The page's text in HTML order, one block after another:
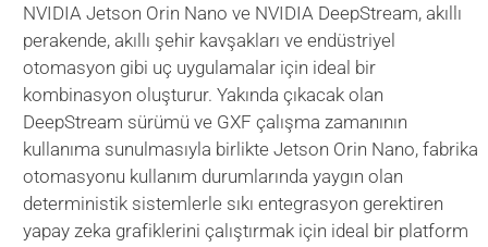
NVIDIA Jetson Orin Nano ve NVIDIA DeepStream, akıllı
perakende, akıllı şehir kavşakları ve endüstriyel
otomasyon gibi uç uygulamalar için ideal bir
kombinasyon oluşturur. Yakında çıkacak olan
DeepStream sürümü ve GXF çalışma zamanının
kullanıma sunulmasıyla birlikte Jetson Orin Nano, fabrika
otomasyonu kullanım durumlarında yaygın olan
deterministik sistemlerle sıkı entegrasyon gerektiren
yapay zeka grafiklerini çalıştırmak için ideal bir platform